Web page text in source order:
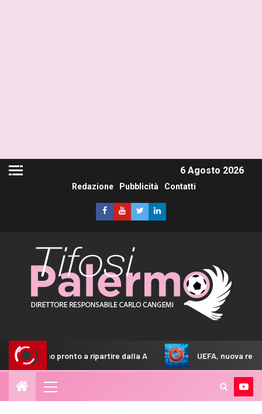
6 Agosto 2026
Redazione Pubblicità Contatti
ripartire dalla A UEFA, nuova regola negli stadi: come